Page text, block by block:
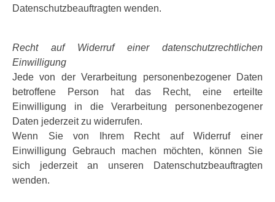
Datenschutzbeauftragten wenden.
Recht auf Widerruf einer datenschutzrechtlichen
Einwilligung
Jede von der Verarbeitung personenbezogener Daten
betroffene Person hat das Recht, eine erteilte
Einwilligung in die Verarbeitung personenbezogener
Daten jederzeit zu widerrufen.
Wenn Sie von Ihrem Recht auf Widerruf einer
Einwilligung Gebrauch machen möchten, können Sie
sich jederzeit an unseren Datenschutzbeauftragten
wenden.